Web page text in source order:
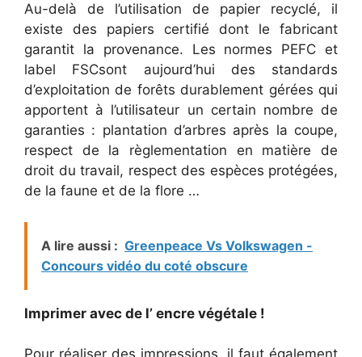
Au-delà de l’utilisation de papier recyclé, il
existe des papiers certifié dont le fabricant
garantit la provenance. Les normes PEFC et
label FSCsont aujourd’hui des standards
d’exploitation de forêts durablement gérées qui
apportent à l’utilisateur un certain nombre de
garanties : plantation d’arbres après la coupe,
respect de la règlementation en matière de
droit du travail, respect des espèces protégées,
de la faune et de la flore …
A lire aussi : Greenpeace Vs Volkswagen -
Concours vidéo du coté obscure
Imprimer avec de l’ encre végétale !